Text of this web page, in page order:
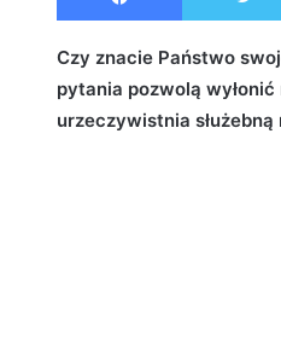
d
Czy znacie Państwo
pytania pozwolą
urzeczywistnia